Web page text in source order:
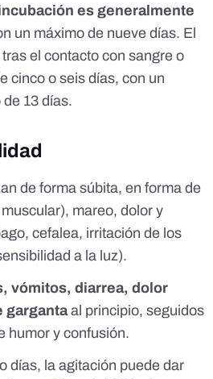
es generalmente
un máximo de nueve días. El
el contacto con sangre o
cinco o seis días, con un
13 días.
de forma súbita, en forma de
mareo, dolor y
cefalea, irritación de los
a la luz).
vómitos, diarrea, dolor
gargantaal principio, seguidos
humor y confusión.
días, la agitación puede dar